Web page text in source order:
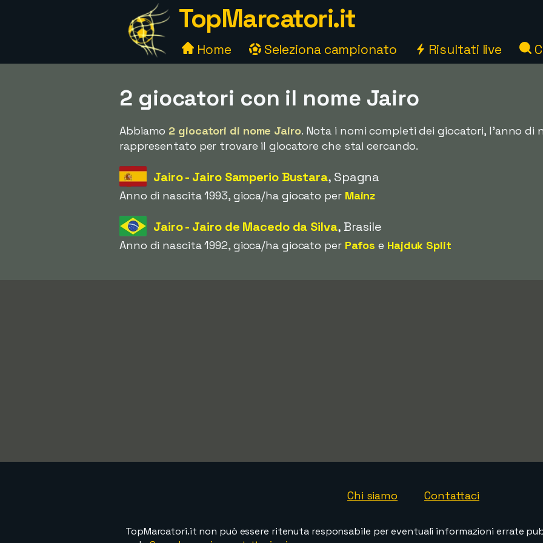
TopMarcatori.it
Home Seleziona campionato Risultati live
2 giocatori con il nome Jairo
Abbiamo 2 giocatori di nome Jairo. Nota i nomi completi dei giocatori, l'anno di
rappresentato per trovare il giocatore che stai cercando.
Jairo - Jairo Samperio Bustara, Spagna
Anno di nascita 1993, gioca/ha giocato per Mainz
Jairo - Jairo de Macedo da Silva, Brasile
Anno di nascita 1992, gioca/ha giocato per Pafos e Hajduk Split
Chi siamo Contattaci
TopMarcatori.it non può essere ritenuta responsabile per eventuali informazioni errate